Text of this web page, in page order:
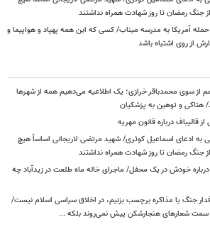
جنگ رمضان تا روز شهادت همراه نداشتند
آمریکا به مدرسه میناب/ کسی که این همه پهپاد و هواپیما و
از روی اشتباه باشد
از سوی محمدباقر خرازی؛ یک اطلاعیه می‌دهیم همه از شهرها
هتاکی و توهین به پزشکیان
درباره قانون مهریه
به ادعای اسماعیل کوثری/ شهید مرتضی لاریجانی اساساً هیچ
جنگ رمضان تا روز شهادت همراه نداشتند
خودش در یک محفل/ ماجرای خاله ماه طلعت در زیدآباد چه
جنگ یا مذاکره برچسب بزنیم، در اخلاق سیاسی اسلام نیست/
شعارهای هنجارشکن پیش نمی‌روند بلکه ...